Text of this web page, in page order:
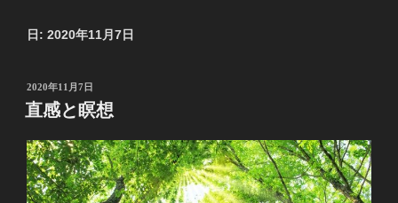
日: 2020年11月7日
投
稿
日:
2020年11月7日
直感と瞑想